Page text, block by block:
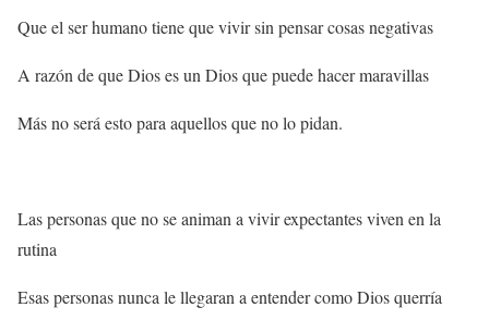
Que el ser humano tiene que vivir sin pensar cosas negativas
A razón de que Dios es un Dios que puede hacer maravillas
Más no será esto para aquellos que no lo pidan.
Las personas que no se animan a vivir expectantes viven en la
rutina
Esas personas nunca le llegaran a entender como Dios querría